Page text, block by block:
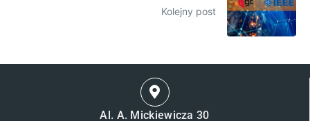
Kolejny post
Al. A. Mickiewicza 30